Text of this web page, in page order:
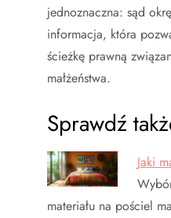
jednoznaczna: sąd
informacja, która
ścieżkę prawną
małżeństwa.
Sprawdź
Jaki
materiału na pościel